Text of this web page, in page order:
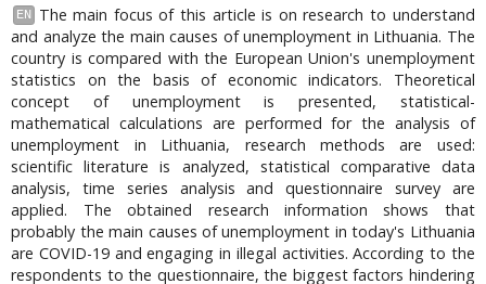
EN
The main focus of this article is on research to understand
and analyze the main causes of unemployment in Lithuania. The
country is compared with the European Union's unemployment
statistics on the basis of economic indicators. Theoretical
concept of unemployment is presented, statistical-
mathematical calculations are performed for the analysis of
unemployment in Lithuania, research methods are used:
scientific literature is analyzed, statistical comparative data
analysis, time series analysis and questionnaire survey are
applied. The obtained research information shows that
probably the main causes of unemployment in today's Lithuania
are COVID-19 and engaging in illegal activities. According to the
respondents to the questionnaire, the biggest factors hindering